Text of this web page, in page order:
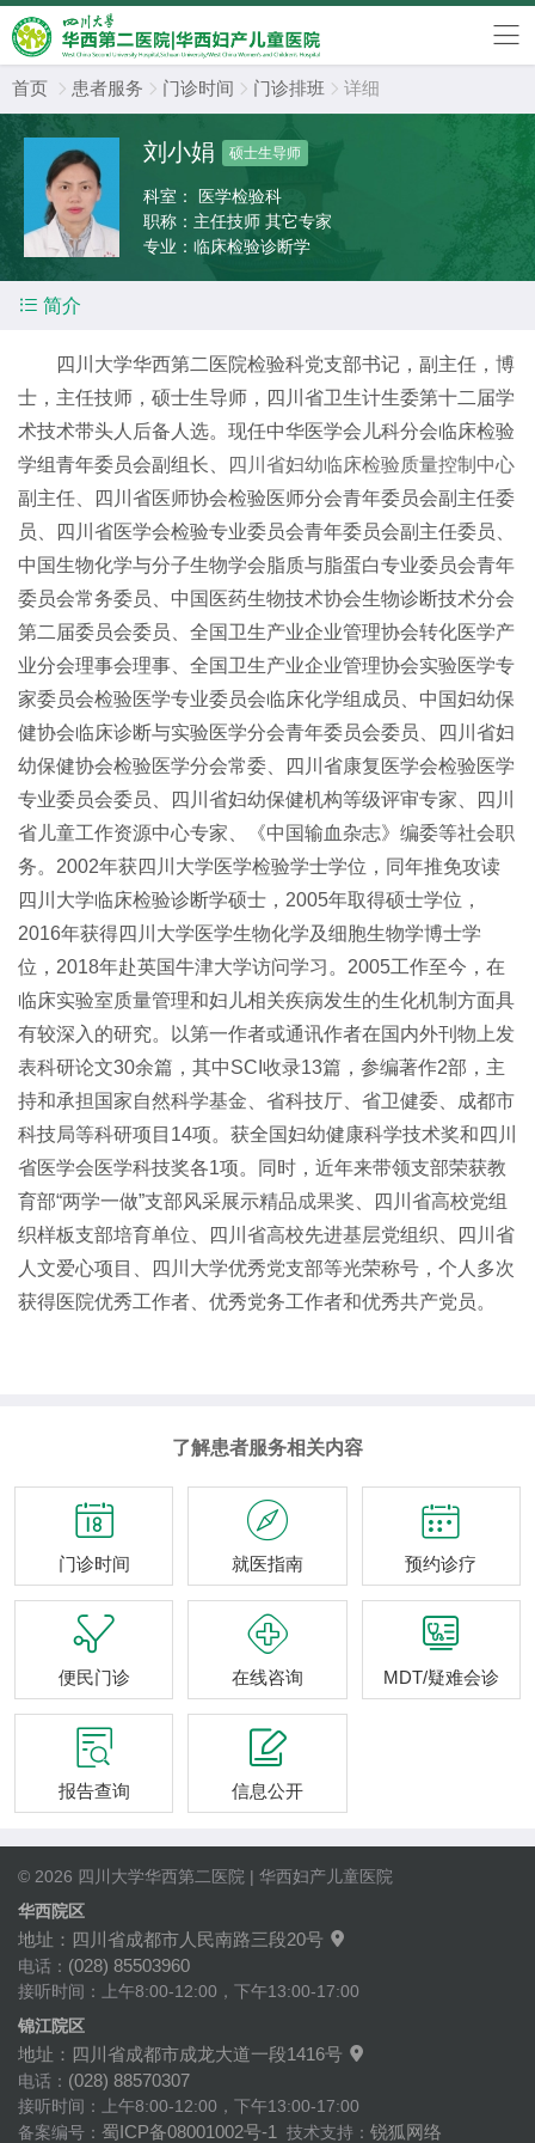
首页  患者服务  门诊时间  门诊排班  详细
刘小娟 硕士生导师
科室：
医学检验科
职称： 主任技师 其它专家
专业： 临床检验诊断学
 简介
四川大学华西第二医院检验科党支部书记，副主任，博
士，主任技师，硕士生导师，四川省卫生计生委第十二届学
术技术带头人后备人选。现任中华医学会儿科分会临床检验
学组青年委员会副组长、
四川省妇幼临床检验质量控制中心
副主任、四川省医师协会检验医师分会青年委员会副主任委
员、四川省医学会检验专业委员会青年委员会副主任委员、
中国生物化学与分子生物学会脂质与脂蛋白专业委员会青年
委员会常务委员、中国医药生物技术协会生物诊断技术分会
第二届委员会委员、全国卫生产业企业管理协会转化医学产
业分会理事会理事、全国卫生产业企业管理协会实验医学专
家委员会检验医学专业委员会临床化学组成员、中国妇幼保
健协会临床诊断与实验医学分会青年委员会委员、四川省妇
幼保健协会检验医学分会常委、四川省康复医学会检验医学
专业委员会委员、四川省妇幼保健机构等级评审专家、四川
省儿童工作资源中心专家、《中国输血杂志》编委等社会职
务。2002年获四川大学医学检验学士学位，同年推免攻读
四川大学临床检验诊断学硕士，2005年取得硕士学位，
2016年获得四川大学医学生物化学及细胞生物学博士学
位，2018年赴英国牛津大学访问学习。2005工作至今，在
临床实验室质量管理和妇儿相关疾病发生的生化机制方面具
有较深入的研究。以第一作者或通讯作者在国内外刊物上发
表科研论文30余篇，其中SCI收录13篇，参编著作2部，主
持和承担国家自然科学基金、省科技厅、省卫健委、成都市
科技局等科研项目14项。获全国妇幼健康科学技术奖和四川
省医学会医学科技奖各1项。同时，近年来带领支部荣获教
育部“两学一做”支部风采展示精品成果奖、四川省高校党组
织样板支部培育单位、四川省高校先进基层党组织、四川省
人文爱心项目、四川大学优秀党支部等光荣称号，个人多次
获得医院优秀工作者、优秀党务工作者和优秀共产党员。
了解患者服务相关内容

门诊时间

就医指南

预约诊疗

便民门诊

在线咨询

MDT/疑难会诊

报告查询

信息公开
© 2026 四川大学华西第二医院 | 华西妇产儿童医院
华西院区
地址：四川省成都市人民南路三段20号 
电话： (028) 85503960
接听时间：上午8:00-12:00，下午13:00-17:00
锦江院区
地址：四川省成都市成龙大道一段1416号 
电话： (028) 88570307
接听时间：上午8:00-12:00，下午13:00-17:00
备案编号： 蜀ICP备08001002号-1 技术支持： 锐狐网络